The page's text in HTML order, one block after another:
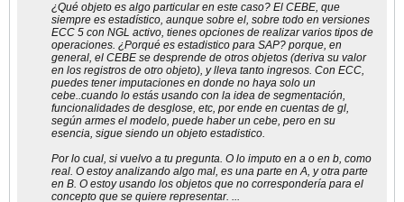
¿Qué objeto es algo particular en este caso? El CEBE, que
siempre es estadístico, aunque sobre el, sobre todo en versiones
ECC 5 con NGL activo, tienes opciones de realizar varios tipos de
operaciones. ¿Porqué es estadistico para SAP? porque, en
general, el CEBE se desprende de otros objetos (deriva su valor
en los registros de otro objeto), y lleva tanto ingresos. Con ECC,
puedes tener imputaciones en donde no haya solo un
cebe..cuando lo estás usando con la idea de segmentación,
funcionalidades de desglose, etc, por ende en cuentas de gl,
según armes el modelo, puede haber un cebe, pero en su
esencia, sigue siendo un objeto estadistico.
Por lo cual, si vuelvo a tu pregunta. O lo imputo en a o en b, como
real. O estoy analizando algo mal, es una parte en A, y otra parte
en B. O estoy usando los objetos que no correspondería para el
concepto que se quiere representar. ...